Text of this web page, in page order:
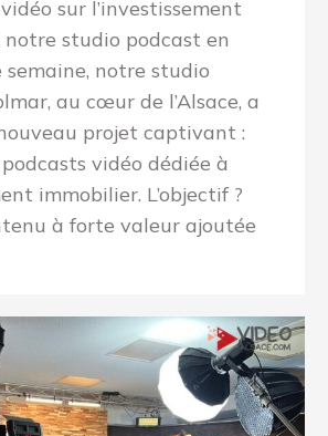
sur l’investissement
studio podcast en
semaine, notre studio
au cœur de l’Alsace, a
projet captivant :
vidéo dédiée à
immobilier. L’objectif ?
à forte valeur ajoutée